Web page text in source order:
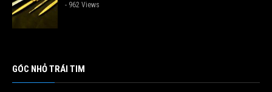
- 962 Views
GÓC NHỎ TRÁI TIM